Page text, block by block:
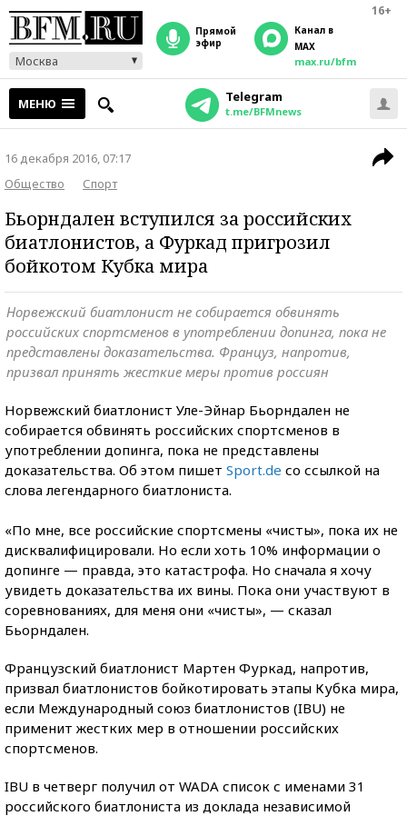
16+
Москва
прямой
эфир
Канал в
MAX
max.ru/bfm
МЕНЮ Telegram
t.me/BFMnews
16 декабря 2016, 07:17
Общество
Спорт
Бьорндален вступился за российских
биатлонистов, а Фуркад пригрозил
бойкотом Кубка мира
Норвежский биатлонист не собирается обвинять
российских спортсменов в употреблении допинга, пока не
представлены доказательства. Француз, напротив,
призвал принять жесткие меры против россиян
Норвежский биатлонист Уле-Эйнар Бьорндален не
собирается обвинять российских спортсменов в
употреблении допинга, пока не представлены
доказательства. Об этом пишет Sport.de со ссылкой на
слова легендарного биатлониста.
«По мне, все российские спортсмены «чисты», пока их не
дисквалифицировали. Но если хоть 10% информации о
допинге — правда, это катастрофа. Но сначала я хочу
увидеть доказательства их вины. Пока они участвуют в
соревнованиях, для меня они «чисты», — сказал
Бьорндален.
Французский биатлонист Мартен Фуркад, напротив,
призвал биатлонистов бойкотировать этапы Кубка мира,
если Международный союз биатлонистов (IBU) не
применит жестких мер в отношении российских
спортсменов.
IBU в четверг получил от WADA список с именами 31
российского биатлониста из доклада независимой